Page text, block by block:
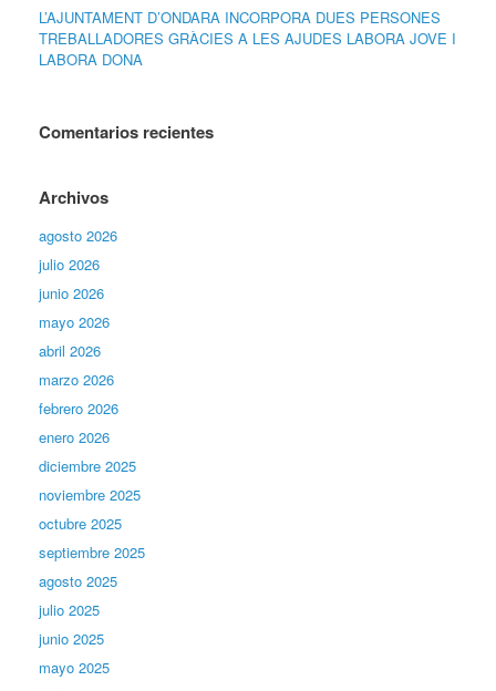
L’AJUNTAMENT D’ONDARA INCORPORA DUES PERSONES
TREBALLADORES GRÀCIES A LES AJUDES LABORA JOVE I
LABORA DONA
Comentarios recientes
Archivos
agosto 2026
julio 2026
junio 2026
mayo 2026
abril 2026
marzo 2026
febrero 2026
enero 2026
diciembre 2025
noviembre 2025
octubre 2025
septiembre 2025
agosto 2025
julio 2025
junio 2025
mayo 2025